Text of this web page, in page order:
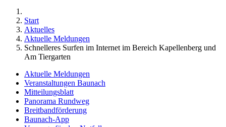
Start
Aktuelles
Aktuelle Meldungen
Schnelleres Surfen im Internet im Bereich Kapellenberg und
Am Tiergarten
Aktuelle Meldungen
Veranstaltungen Baunach
Mitteilungsblatt
Panorama Rundweg
Breitbandförderung
Baunach-App